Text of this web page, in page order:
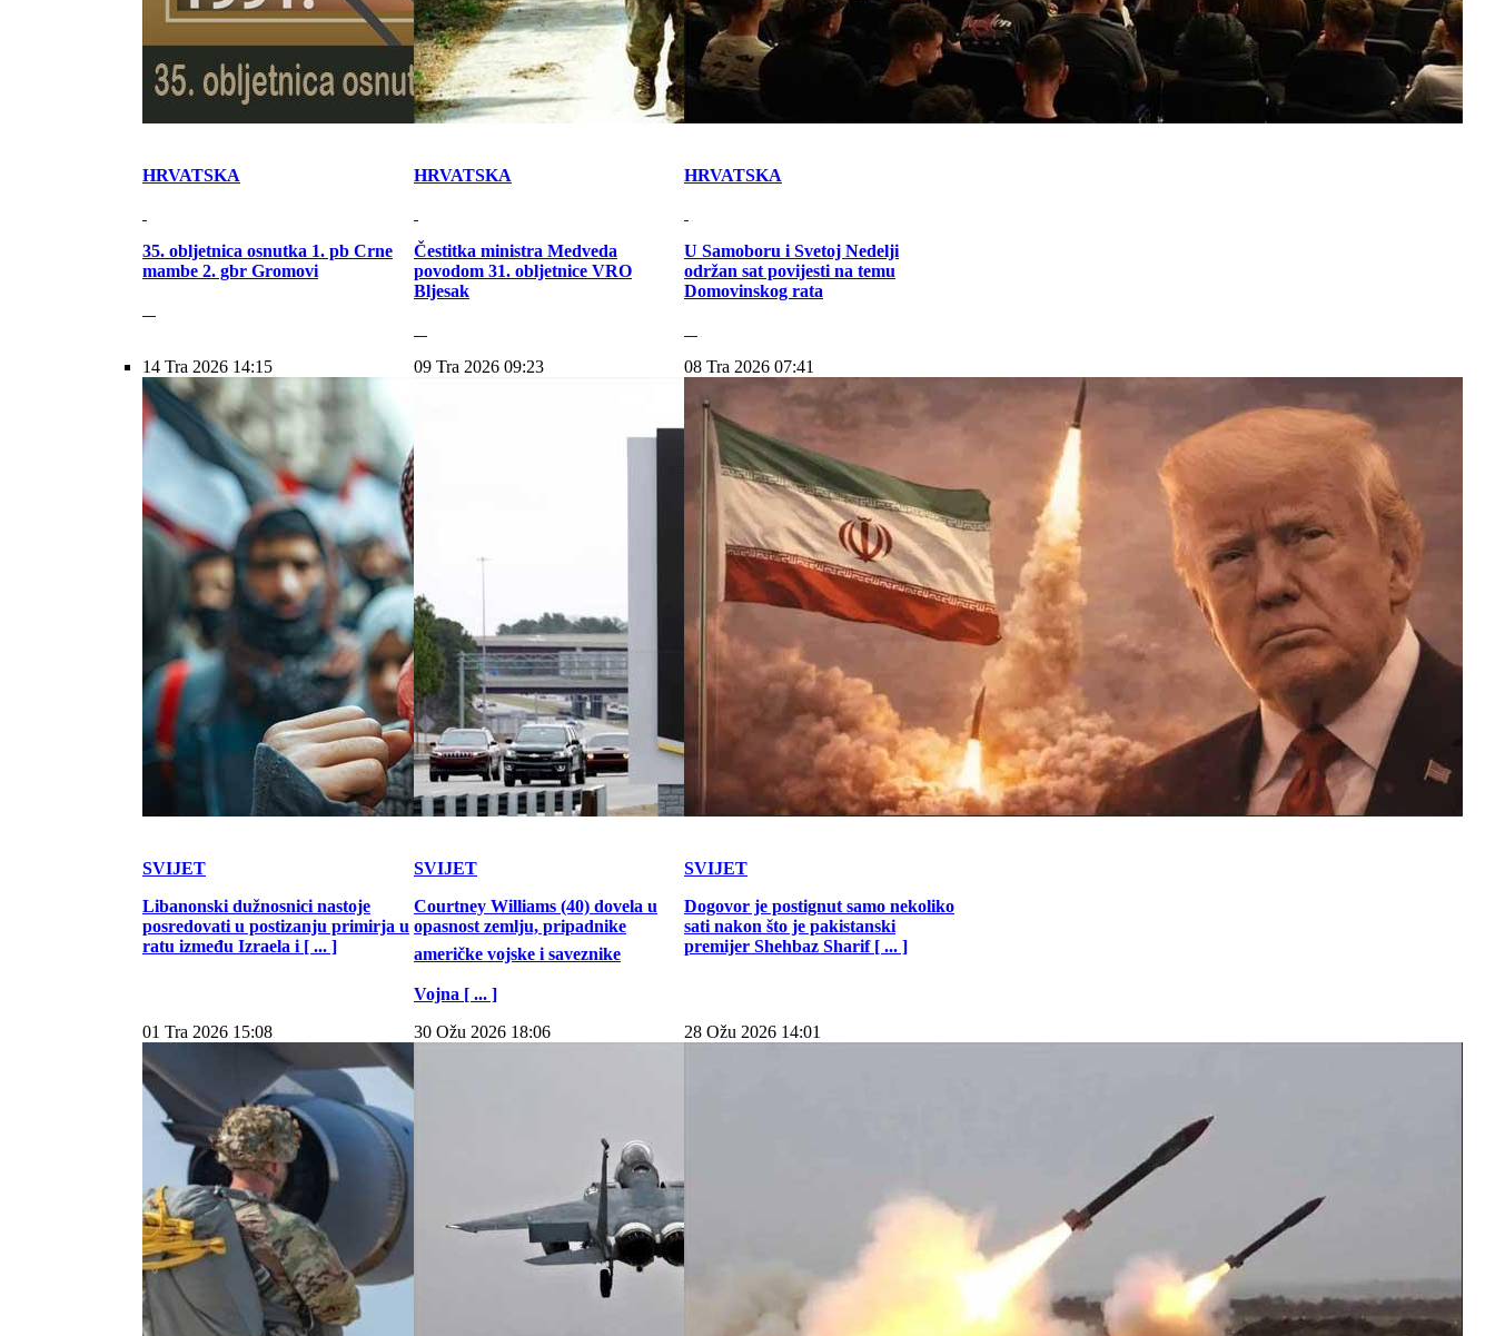
HRVATSKA
35. obljetnica osnutka 1. pb Crne
mambe 2. gbr Gromovi
HRVATSKA
Čestitka ministra Medveda
povodom 31. obljetnice VRO
Bljesak
HRVATSKA
U Samoboru i Svetoj Nedelji
održan sat povijesti na temu
Domovinskog rata
14 Tra 2026 14:15
SVIJET
Libanonski dužnosnici nastoje
posredovati u postizanju primirja u
ratu između Izraela i [ ... ]
09 Tra 2026 09:23
SVIJET
Courtney Williams (40) dovela u
opasnost zemlju, pripadnike
američke vojske i saveznike
Vojna [ ... ]
08 Tra 2026 07:41
SVIJET
Dogovor je postignut samo nekoliko
sati nakon što je pakistanski
premijer Shehbaz Sharif [ ... ]
01 Tra 2026 15:08 30 Ožu 2026 18:06 28 Ožu 2026 14:01